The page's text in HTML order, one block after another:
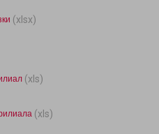
(xlsx)
(xls)
(xls)